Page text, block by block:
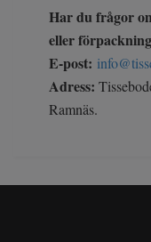
Har du frågor
eller
E-post:
Adress:
Ramnäs.